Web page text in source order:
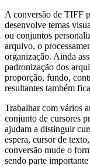
A conversão de TIFF
desenvolve temas
ou conjuntos
arquivo, o
organização. Ainda
padronização dos
proporção, fundo,
resultantes também
Trabalhar com vários
conjunto de cursores
ajudam a distinguir
espera, cursor de
conversão mude o
sendo parte